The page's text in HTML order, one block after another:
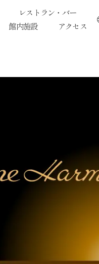
レストラン・バー
館内施設 アクセス